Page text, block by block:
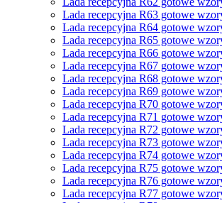
Lada recepcyjna R63 gotowe
Lada recepcyjna R64 gotowe
Lada recepcyjna R65 gotowe
Lada recepcyjna R66 gotowe
Lada recepcyjna R67 gotowe
Lada recepcyjna R68 gotowe
Lada recepcyjna R69 gotowe
Lada recepcyjna R70 gotowe
Lada recepcyjna R71 gotowe
Lada recepcyjna R72 gotowe
Lada recepcyjna R73 gotowe
Lada recepcyjna R74 gotowe
Lada recepcyjna R75 gotowe
Lada recepcyjna R76 gotowe
Lada recepcyjna R77 gotowe